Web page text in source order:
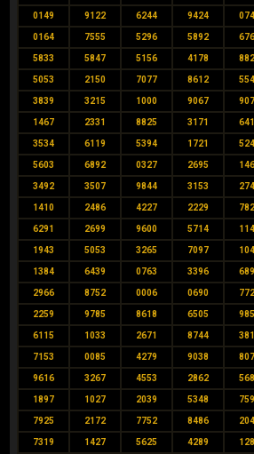
0149 9122 6244 9424
0164 7555 5296 5892
5833 5847 5156 4178
5053 2150 7077 8612
3839 3215 1000 9067
1467 2331 8825 3171
3534 6119 5394 1721
5603 6892 0327 2695
3492 3507 9844 3153
1410 2486 4227 2229
6291 2699 9600 5714
1943 5053 3265 7097
1384 6439 0763 3396
2966 8752 0006 0690
2259 9785 8618 6505
6115 1033 2671 8744
7153 0085 4279 9038
9616 3267 4553 2862
1897 1027 2039 5348
7925 2172 7752 8486
7319 1427 5625 4289